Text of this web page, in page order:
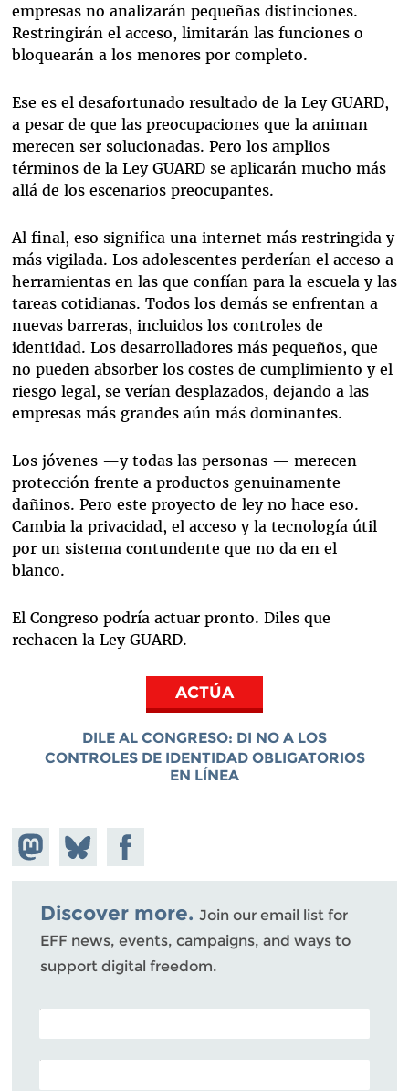
empresas no analizarán pequeñas distinciones.
Restringirán el acceso, limitarán las funciones o
bloquearán a los menores por completo.
Ese es el desafortunado resultado de la Ley GUARD,
a pesar de que las preocupaciones que la animan
merecen ser solucionadas. Pero los amplios
términos de la Ley GUARD se aplicarán mucho más
allá de los escenarios preocupantes.
Al final, eso significa una internet más restringida y
más vigilada. Los adolescentes perderían el acceso a
herramientas en las que confían para la escuela y las
tareas cotidianas. Todos los demás se enfrentan a
nuevas barreras, incluidos los controles de
identidad. Los desarrolladores más pequeños, que
no pueden absorber los costes de cumplimiento y el
riesgo legal, se verían desplazados, dejando a las
empresas más grandes aún más dominantes.
Los jóvenes —y todas las personas — merecen
protección frente a productos genuinamente
dañinos. Pero este proyecto de ley no hace eso.
Cambia la privacidad, el acceso y la tecnología útil
por un sistema contundente que no da en el
blanco.
El Congreso podría actuar pronto. Diles que
rechacen la Ley GUARD.
ACTÚA
DILE AL CONGRESO: DI NO A LOS
CONTROLES DE IDENTIDAD OBLIGATORIOS
EN LÍNEA
Share on
Mastodon
Share
on
Bluesky
Share on
Facebook
Discover more. Join our email list for
EFF news, events, campaigns, and ways to
support digital freedom.
POSTAL CODE (OPTIONAL)
EMAIL ADDRESS